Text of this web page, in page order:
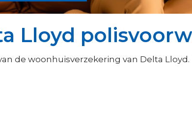
Lloyd
de woonhuisverzekering van Delta